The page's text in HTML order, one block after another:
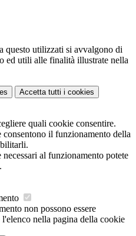
questo utilizzati si avvalgono di
ed utili alle finalità illustrate nella
Accetta tutti i cookies
quali cookie consentire.
il funzionamento della
al funzionamento potete
.
non possono essere
nella pagina della cookie